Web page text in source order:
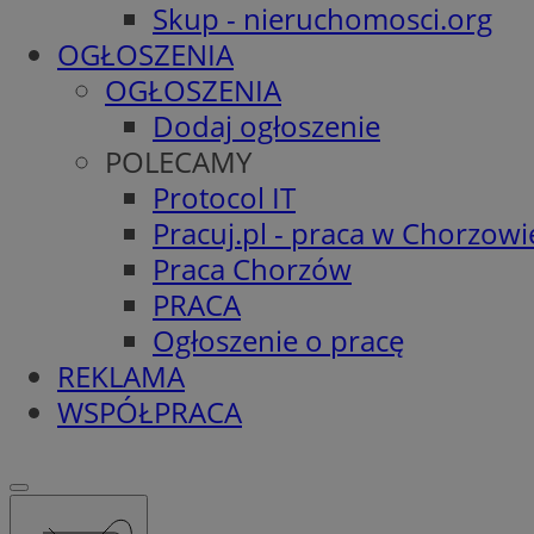
Skup - nieruchomosci.org
OGŁOSZENIA
OGŁOSZENIA
Dodaj ogłoszenie
POLECAMY
Protocol IT
Pracuj.pl - praca w
Praca Chorzów
PRACA
Ogłoszenie o pracę
REKLAMA
WSPÓŁPRACA